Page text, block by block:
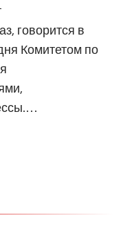
говорится в
Комитетом по